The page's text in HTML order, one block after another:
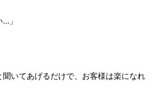
」
いてあげるだけで、お客様は楽になれ